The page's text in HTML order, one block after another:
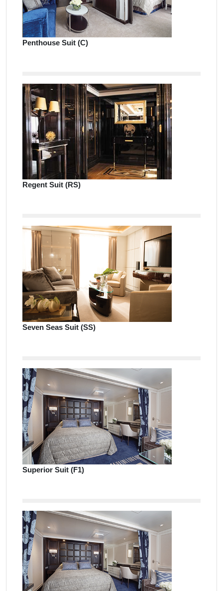
Penthouse Suit (C)
Regent Suit (RS)
Seven Seas Suit (SS)
Superior Suit (F1)